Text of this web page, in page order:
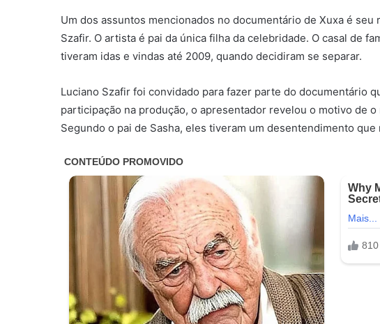
Um dos assuntos mencionados no documentário de Xuxa é
Szafir. O artista é pai da única filha da celebridade. O casal de
tiveram idas e vindas até 2009, quando decidiram se separar.
Luciano Szafir foi convidado para fazer parte do documentário
participação na produção, o apresentador revelou o motivo de
Segundo o pai de Sasha, eles tiveram um desentendimento que